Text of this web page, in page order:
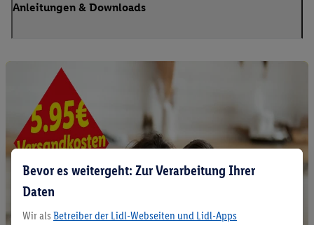
Anleitungen & Downloads
Bevor es weitergeht: Zur Verarbeitung Ihrer
Daten
Wir als Betreiber der Lidl-Webseiten und Lidl-Apps